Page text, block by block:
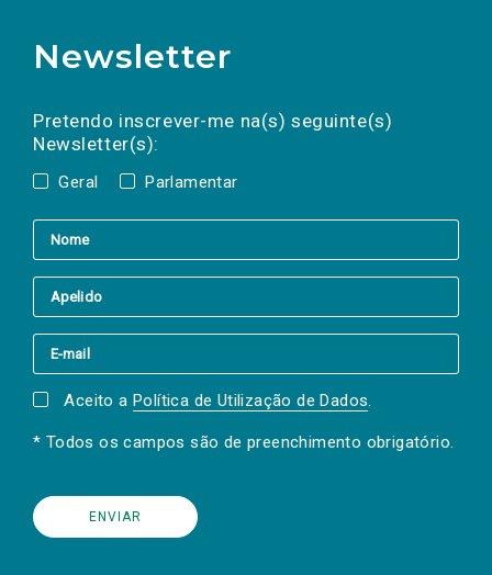
Newsletter
Pretendo inscrever-me na(s) seguinte(s)
Newsletter(s):
Geral Parlamentar
a(s) newsletter(s).
mail
Aceito a Política de Utilização de Dados.
* Todos os campos são de preenchimento obrigatório.